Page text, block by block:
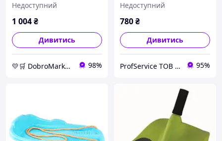
кг, міцна морозостійка
іграшка 62см
Недоступний
1 004₴
Дивитись
💛🛒 DobroMarket 💛🛒 мережа інтернет-магазинів 98%
Prosperplast, для спуску з
гірки
Недоступний
780₴
Дивитись
ProfService ТОВ "Професійний сервіс" 95%